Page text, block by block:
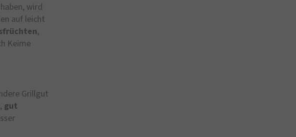
haben, wird
auf leicht
,
Keime
Grillgut
gut